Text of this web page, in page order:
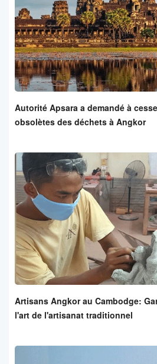
Autorité Apsara a demandé à
obsolètes des déchets à Angkor
Artisans Angkor au Cambodge:
l'art de l'artisanat traditionnel